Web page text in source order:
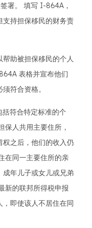
署。 填写 I-864A，
支持担保移民的财务责
助被担保移民的个人
表格并宣布他们
符合资格。
符合特定标准的个
保人共用主要住所，
之后，他们的收入仍
在同一主要住所的亲
成年儿子或女儿或兄弟
新的联邦所得税申报
即使该人不居住在同